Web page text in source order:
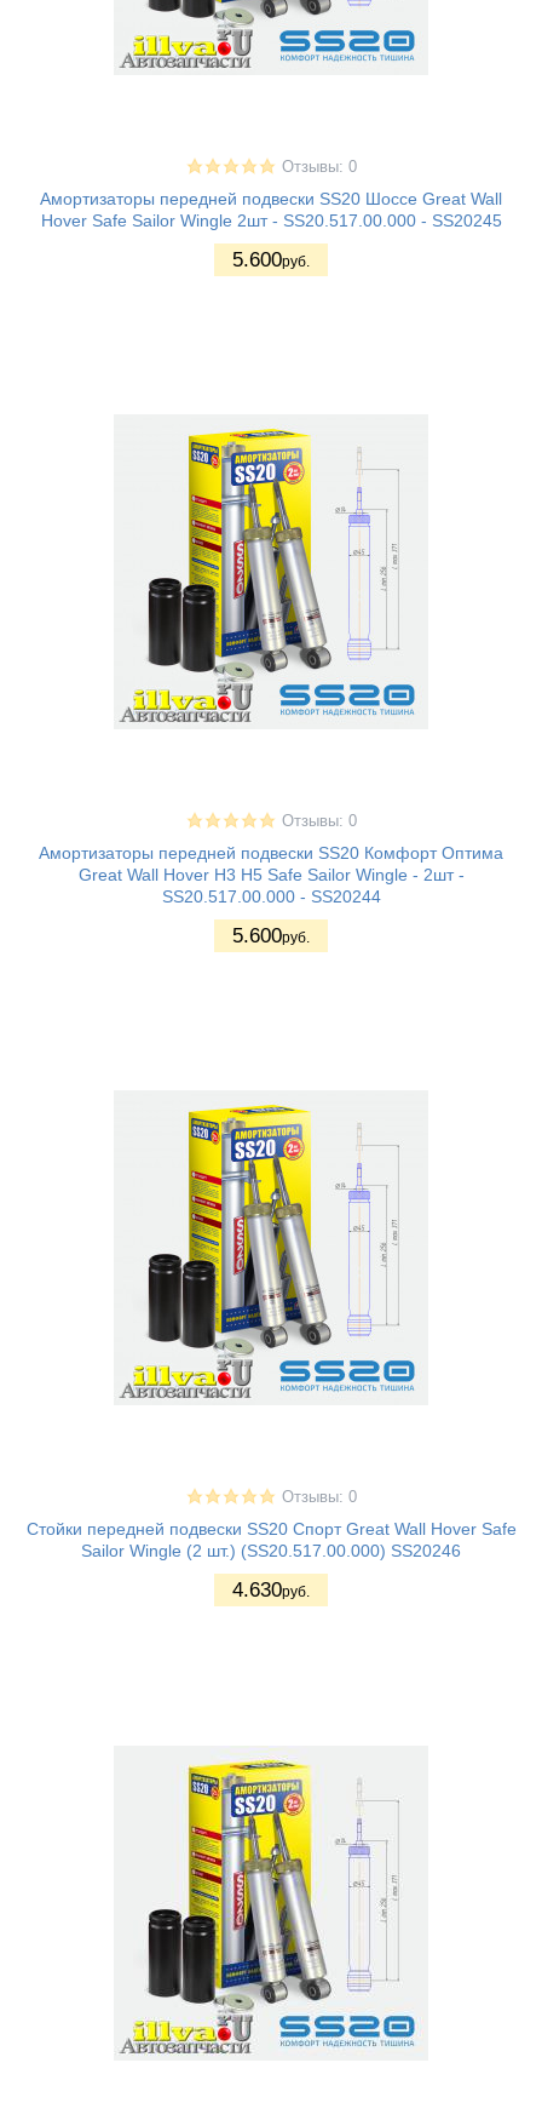
Отзывы: 0
Амортизаторы передней подвески SS20 Шоссе Great Wall
Hover Safe Sailor Wingle 2шт - SS20.517.00.000 - SS20245
5.600руб.
Отзывы: 0
Амортизаторы передней подвески SS20 Комфорт Оптима
Great Wall Hover H3 H5 Safe Sailor Wingle - 2шт -
SS20.517.00.000 - SS20244
5.600руб.
Отзывы: 0
Стойки передней подвески SS20 Спорт Great Wall Hover Safe
Sailor Wingle (2 шт.) (SS20.517.00.000) SS20246
4.630руб.